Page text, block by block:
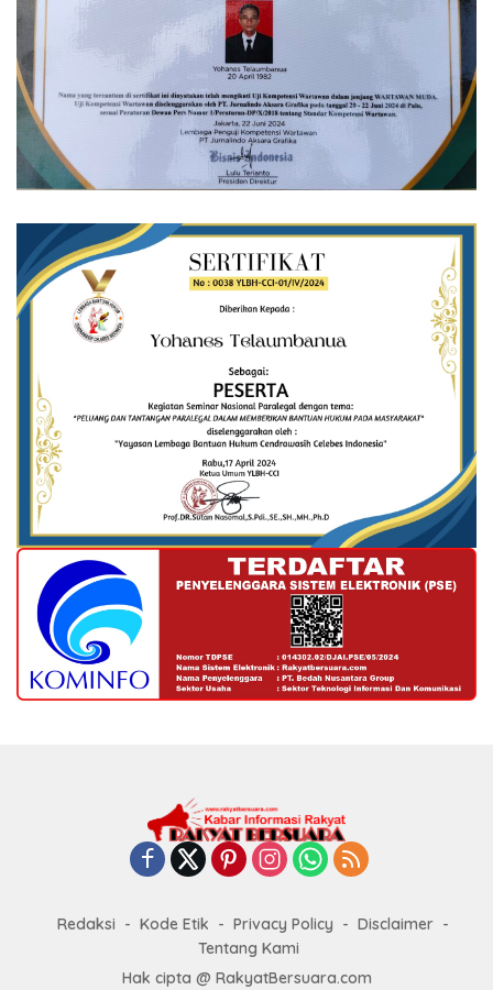
Redaksi Kode Etik Privacy Policy
Disclaimer
Tentang Kami
Hak cipta @ RakyatBersuara.com